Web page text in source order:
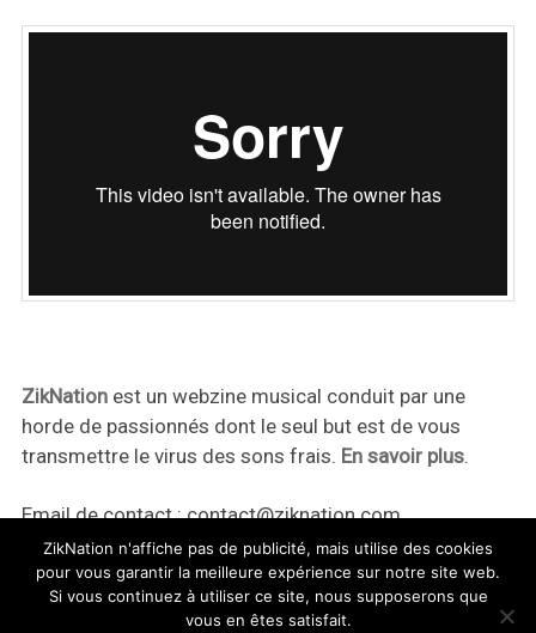
ZikNationest un webzine musical conduit par une
horde de passionnés dont le seul but est de vous
transmettre le virus des sons frais. En savoir plus.
Email de contact :contact@ziknation.com
ZikNation n'affiche pas de publicité, mais utilise des cookies
pour vous garantir la meilleure expérience sur notre site web.
Si vous continuez à utiliser ce site, nous supposerons que
vous en êtes satisfait.